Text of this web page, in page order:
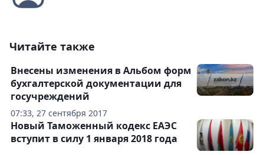
Читайте также
07:33, 27 сентября 2017
Внесены изменения в Альбом форм
бухгалтерской документации для
госучреждений
Новый Таможенный кодекс ЕАЭС
вступит в силу 1 января 2018 года